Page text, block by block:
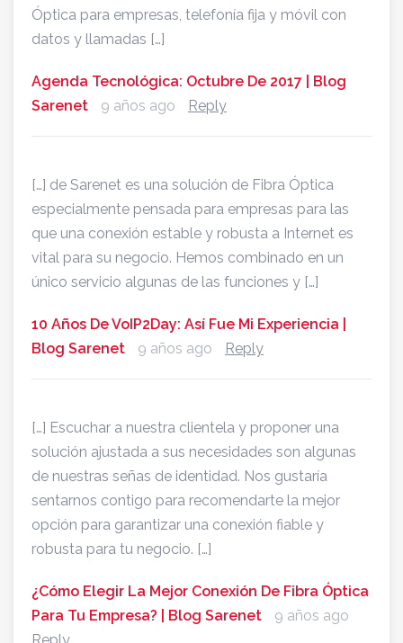
Óptica para empresas, telefonía fija y móvil con
datos y llamadas […]
Agenda Tecnológica: Octubre De 2017 | Blog
Sarenet
9 años ago Reply
[…] de Sarenet es una solución de Fibra Óptica
especialmente pensada para empresas para las
que una conexión estable y robusta a Internet es
vital para su negocio. Hemos combinado en un
único servicio algunas de las funciones y […]
10 Años De VoIP2Day: Así Fue Mi Experiencia |
Blog Sarenet
9 años ago Reply
[…] Escuchar a nuestra clientela y proponer una
solución ajustada a sus necesidades son algunas
de nuestras señas de identidad. Nos gustaría
sentarnos contigo para recomendarte la mejor
opción para garantizar una conexión fiable y
robusta para tu negocio. […]
¿Cómo Elegir La Mejor Conexión De Fibra Óptica
Para Tu Empresa? | Blog Sarenet
9 años ago